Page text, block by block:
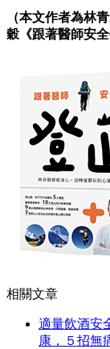
（本文作者為林
穀《跟著醫師安
相關文章
適量飲酒安
康，５招無